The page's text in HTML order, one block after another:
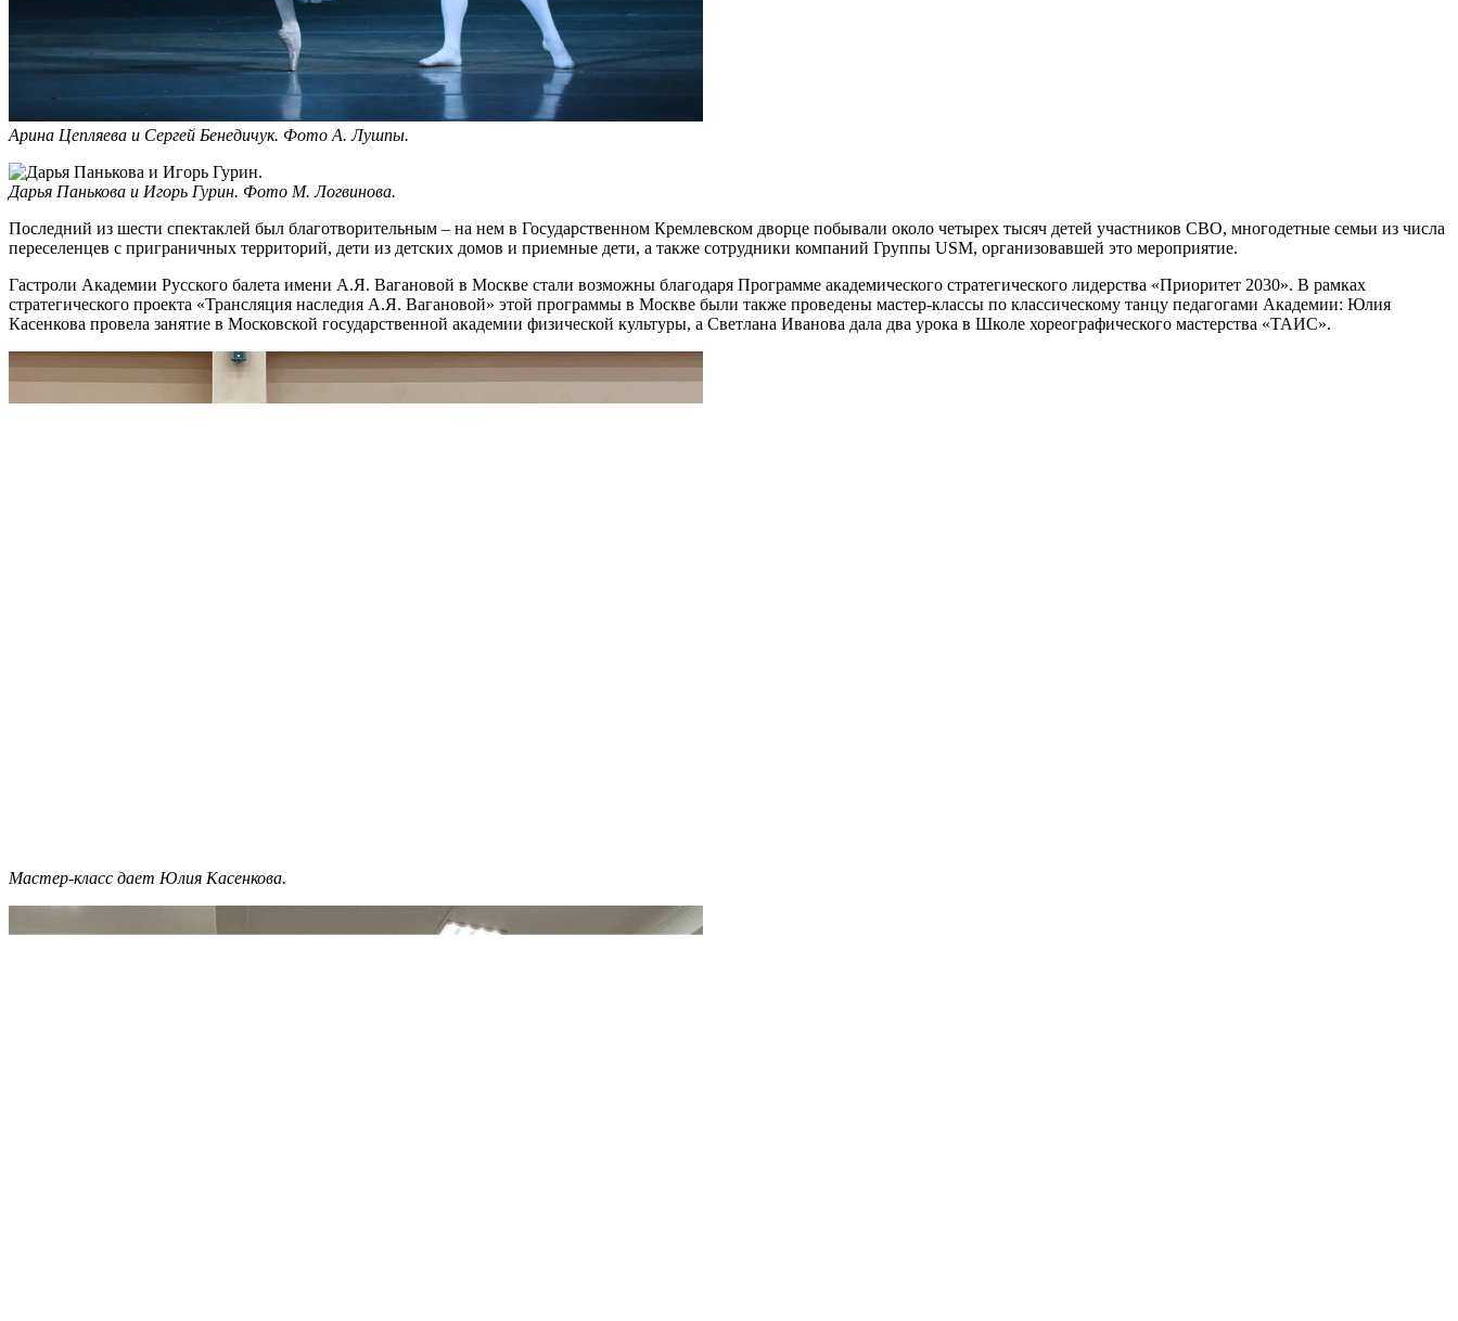
Арина Цепляева и Сергей Бенедичук. Фото А. Лушпы.
Дарья Панькова и Игорь Гурин. Фото М. Логвинова.
Последний из шести спектаклей был благотворительным – на нем в Государственном Кремлевском дворце побывали около четырех тысяч детей участников СВО, многодетные семьи из числа
переселенцев с приграничных территорий, дети из детских домов и приемные дети, а также сотрудники компаний Группы USM, организовавшей это мероприятие.
Гастроли Академии Русского балета имени А.Я. Вагановой в Москве стали возможны благодаря Программе академического стратегического лидерства «Приоритет 2030». В рамках
стратегического проекта «Трансляция наследия А.Я. Вагановой» этой программы в Москве были также проведены мастер-классы по классическому танцу педагогами Академии: Юлия
Касенкова провела занятие в Московской государственной академии физической культуры, а Светлана Иванова дала два урока в Школе хореографического мастерства «ТАИС».
Мастер-класс дает Юлия Касенкова.